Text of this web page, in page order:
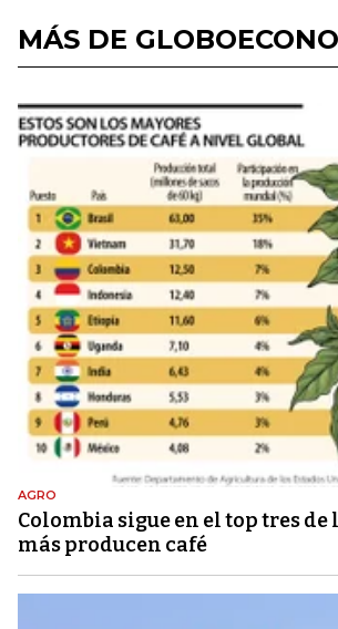
MÁS DE
AGRO
Colombia sigue en el top tres de
más producen café